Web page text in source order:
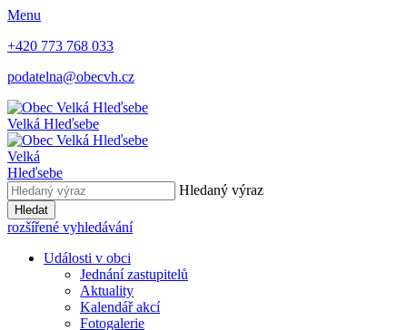
Menu
+420 773 768 033
podatelna@obecvh.cz
Velká Hleďsebe
Velká
Hleďsebe
Hledaný výraz
Hledat
rozšířené vyhledávání
Události v obci
Jednání zastupitelů
Aktuality
Kalendář akcí
Fotogalerie